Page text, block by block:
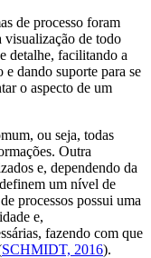
de processo foram
visualização de todo
detalhe, facilitando a
e dando suporte para se
o aspecto de um
ou seja, todas
Outra
e, dependendo da
um nível de
processos possui uma
e,
fazendo com que
SCHMIDT, 2016).